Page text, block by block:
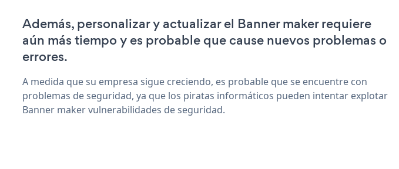
Además, personalizar y actualizar el Banner maker requiere
aún más tiempo y es probable que cause nuevos problemas o
errores.
A medida que su empresa sigue creciendo, es probable que se encuentre con
problemas de seguridad, ya que los piratas informáticos pueden intentar explotar
Banner maker vulnerabilidades de seguridad.